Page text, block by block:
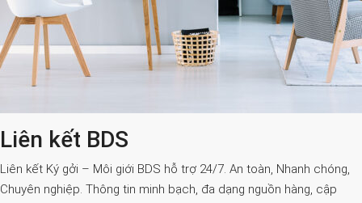
Liên kết BDS
Liên kết Ký gởi – Môi giới BDS hỗ trợ 24/7. An toàn, Nhanh chóng,
Chuyên nghiệp. Thông tin minh bạch, đa dạng nguồn hàng, cập